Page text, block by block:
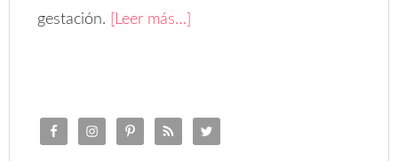
gestación.
[Leer más…]